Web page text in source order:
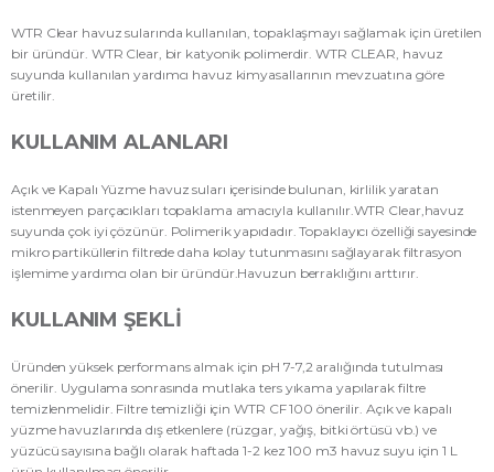
WTR Clear havuz sularında kullanılan, topaklaşmayı sağlamak için üretilen
bir üründür. WTR Clear, bir katyonik polimerdir. WTR CLEAR, havuz
suyunda kullanılan yardımcı havuz kimyasallarının mevzuatına göre
üretilir.
KULLANIM ALANLARI
Açık ve Kapalı Yüzme havuz suları içerisinde bulunan, kirlilik yaratan
istenmeyen parçacıkları topaklama amacıyla kullanılır.WTR Clear,havuz
suyunda çok iyi çözünür. Polimerik yapıdadır. Topaklayıcı özelliği sayesinde
mikro partiküllerin filtrede daha kolay tutunmasını sağlayarak filtrasyon
işlemime yardımcı olan bir üründür.Havuzun berraklığını arttırır.
KULLANIM ŞEKLI
Üründen yüksek performans almak için pH 7-7,2 aralığında tutulması
önerilir. Uygulama sonrasında mutlaka ters yıkama yapılarak filtre
temizlenmelidir. Filtre temizliği için WTR CF 100 önerilir. Açık ve kapalı
yüzme havuzlarında dış etkenlere (rüzgar, yağış, bitki örtüsü vb.) ve
yüzücü sayısına bağlı olarak haftada 1-2 kez 100 m3 havuz suyu için 1 L